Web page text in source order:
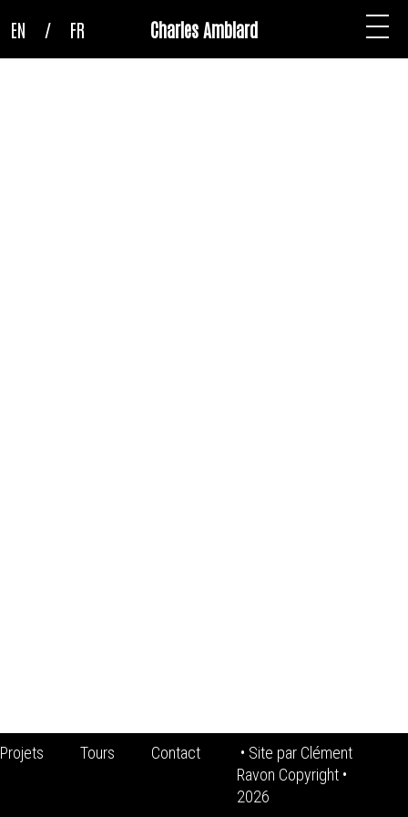
Charles Amblard
EN / FR
Projets Tours Contact • Site par Clément
Ravon Copyright •
2026